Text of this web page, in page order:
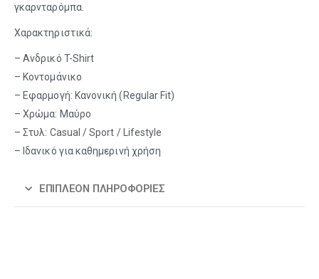
γκαρνταρόμπα.
Χαρακτηριστικά:
– Ανδρικό T-Shirt
– Κοντομάνικο
– Εφαρμογή: Κανονική (Regular Fit)
– Χρώμα: Μαύρο
– Στυλ: Casual / Sport / Lifestyle
– Ιδανικό για καθημερινή χρήση
ΕΠΙΠΛΈΟΝ ΠΛΗΡΟΦΟΡΊΕΣ